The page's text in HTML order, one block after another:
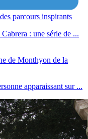
parcours inspirants
: une série de ...
de Monthyon de la
apparaissant sur ...